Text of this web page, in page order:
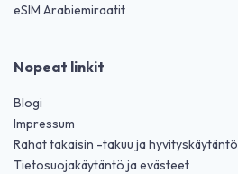
eSIM Arabiemiraatit
Nopeat linkit
Blogi
Impressum
Rahat takaisin -takuu ja hyvityskäytäntö
Tietosuojakäytäntö ja evästeet